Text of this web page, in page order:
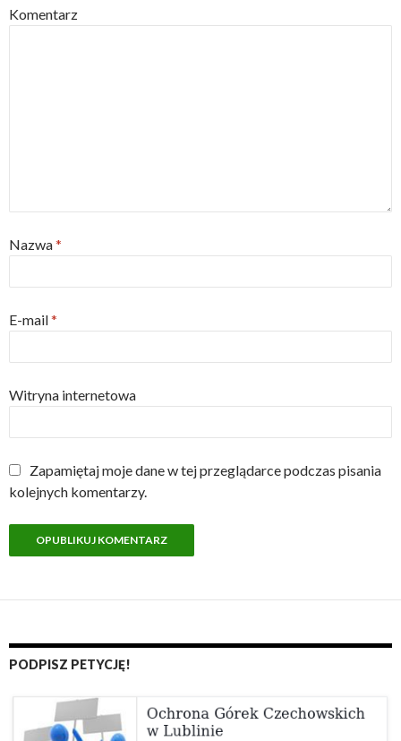
Komentarz
Nazwa*
E-mail*
Witryna internetowa
Zapamiętaj moje dane w tej przeglądarce podczas pisania
kolejnych komentarzy.
PODPISZ PETYCJĘ!